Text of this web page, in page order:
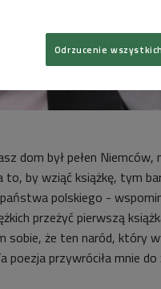
dom był pełen Niemców,
to, by wziąć książkę, tym
polskiego -
przeżyć pierwszą
sobie, że ten naród, który
poezja przywróciła mnie
Odrzucenie wszystkich